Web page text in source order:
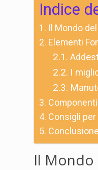
Indice
Il Mondo
Elementi
I
Consigli per
Il Mondo